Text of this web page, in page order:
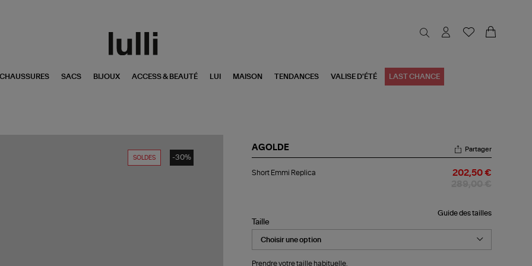
CHAUSSURES SACS BIJOUX ACCESS & BEAUTÉ LUI MAISON TENDANCES VALISE D'ÉTÉ LAST CHANCE
SOLDES -30%
AGOLDE
Emmi
Partager
Short Emmi Replica 202,50 €
Guide des tailles
Taille
Prendre votre taille habituelle.